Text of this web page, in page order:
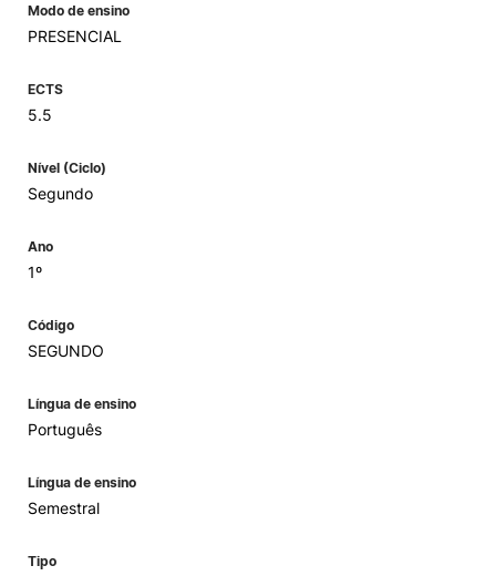
Modo de ensino
PRESENCIAL
ECTS
5.5
Nível (Ciclo)
Segundo
Ano
1º
Código
SEGUNDO
Língua de ensino
Português
Língua de ensino
Semestral
Tipo